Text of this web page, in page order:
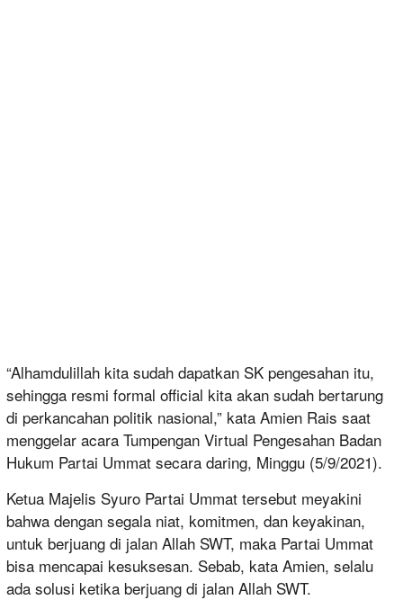
“Alhamdulillah kita sudah dapatkan SK pengesahan itu,
sehingga resmi formal official kita akan sudah bertarung
di perkancahan politik nasional,” kata Amien Rais saat
menggelar acara Tumpengan Virtual Pengesahan Badan
Hukum Partai Ummat secara daring, Minggu (5/9/2021).
Ketua Majelis Syuro Partai Ummat tersebut meyakini
bahwa dengan segala niat, komitmen, dan keyakinan,
untuk berjuang di jalan Allah SWT, maka Partai Ummat
bisa mencapai kesuksesan. Sebab, kata Amien, selalu
ada solusi ketika berjuang di jalan Allah SWT.